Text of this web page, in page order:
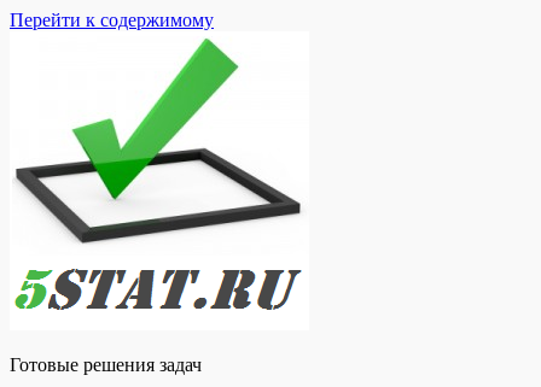
Перейти к содержимому
Готовые решения задач